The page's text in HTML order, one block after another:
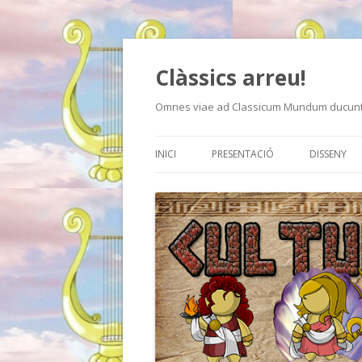
Clàssics arreu!
Omnes viae ad Classicum Mundum
INICI PRESENTACIÓ DISSENY
LOGO
IMATGE
VIDEO
VOKI